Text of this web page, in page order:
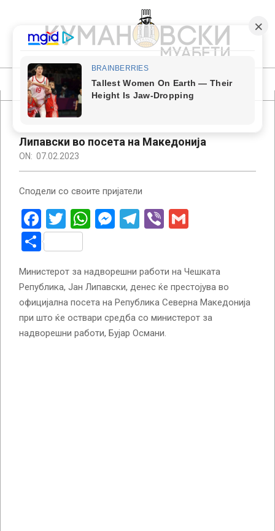
content
КУМАНОВСКИ
МУАБЕТИ
Primary
Navigation
Липавски во посета на Македонија
ON: 07.02.2023
Сподели со своите пријатели
Facebook
Twitter
WhatsApp
Messenger
Telegram
Viber
Share
​Министерот за надворешни работи на Чешката
Република, Јан Липавски, денес ќе престојува во
официјална посета на Република Северна Македонија
при што ќе оствари средба со министерот за
надворешни работи, Бујар Османи.